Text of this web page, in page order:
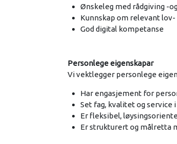
Ønskeleg med rådgiving -
Kunnskap om relevant
God digital kompetanse
Personlege eigenskapar
Vi vektlegger personlege
Har engasjement for
Set fag, kvalitet og service
Er fleksibel,
Er strukturert og målretta